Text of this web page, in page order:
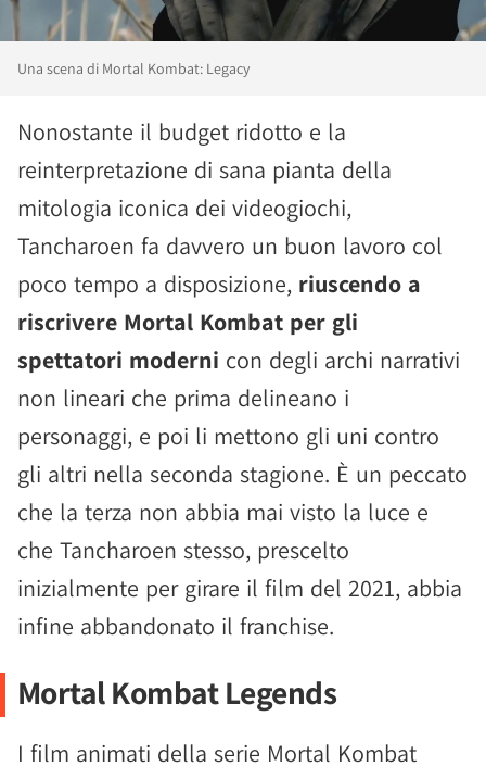
Una scena di Mortal Kombat: Legacy
Nonostante il budget ridotto e la
reinterpretazione di sana pianta della
mitologia iconica dei videogiochi,
Tancharoen fa davvero un buon lavoro col
poco tempo a disposizione, riuscendo a
riscrivere Mortal Kombat per gli
spettatori moderni con degli archi narrativi
non lineari che prima delineano i
personaggi, e poi li mettono gli uni contro
gli altri nella seconda stagione. È un peccato
che la terza non abbia mai visto la luce e
che Tancharoen stesso, prescelto
inizialmente per girare il film del 2021, abbia
infine abbandonato il franchise.
Mortal Kombat Legends
I film animati della serie Mortal Kombat